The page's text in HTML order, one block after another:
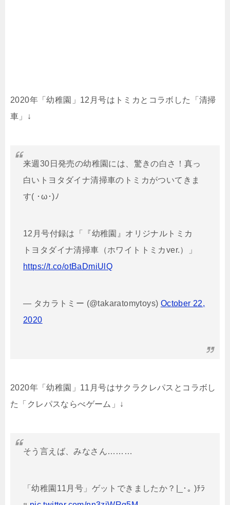
2020年「幼稚園」12月号はトミカとコラボした「清掃
車」↓
来週30日発売の幼稚園には、驚きの白さ！真っ
白いトヨタダイナ清掃車のトミカがついてきま
す( ･ω･)ﾉ
12月号付録は「『幼稚園』オリジナルトミカ
トヨタダイナ清掃車（ホワイトトミカver.）」
https://t.co/otBaDmiUlQ
— タカラトミー (@takaratomytoys) October 22,
2020
2020年「幼稚園」11月号はサクラクレパスとコラボし
た「クレパスならべゲーム」↓
そう言えば、みなさん………
「幼稚園11月号」ゲットできましたか？|_･｡ )ﾁﾗ